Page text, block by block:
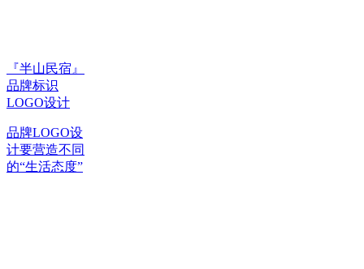
『半山民宿』
品牌标识
LOGO设计
品牌LOGO设
计要营造不同
的“生活态度”